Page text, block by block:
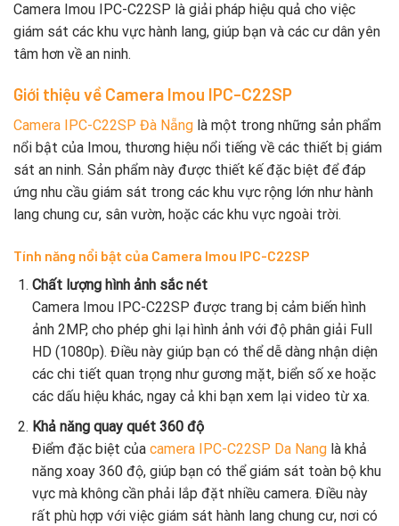
Camera Imou IPC-C22SP là giải pháp hiệu quả cho việc
giám sát các khu vực hành lang, giúp bạn và các cư dân yên
tâm hơn về an ninh.
Giới thiệu về Camera Imou IPC-C22SP
Camera IPC-C22SP Đà Nẵng là một trong những sản phẩm
nổi bật của Imou, thương hiệu nổi tiếng về các thiết bị giám
sát an ninh. Sản phẩm này được thiết kế đặc biệt để đáp
ứng nhu cầu giám sát trong các khu vực rộng lớn như hành
lang chung cư, sân vườn, hoặc các khu vực ngoài trời.
Tính năng nổi bật của Camera Imou IPC-C22SP
Chất lượng hình ảnh sắc nét
Camera Imou IPC-C22SP được trang bị cảm biến hình
ảnh 2MP, cho phép ghi lại hình ảnh với độ phân giải Full
HD (1080p). Điều này giúp bạn có thể dễ dàng nhận diện
các chi tiết quan trọng như gương mặt, biển số xe hoặc
các dấu hiệu khác, ngay cả khi bạn xem lại video từ xa.
Khả năng quay quét 360 độ
Điểm đặc biệt của camera IPC-C22SP Da Nanglà khả
năng xoay 360 độ, giúp bạn có thể giám sát toàn bộ khu
vực mà không cần phải lắp đặt nhiều camera. Điều này
rất phù hợp với việc giám sát hành lang chung cư, nơi có